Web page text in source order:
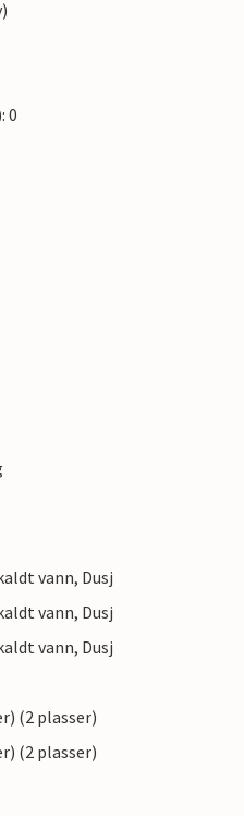
0
vann, Dusj
vann, Dusj
vann, Dusj
(2 plasser)
(2 plasser)